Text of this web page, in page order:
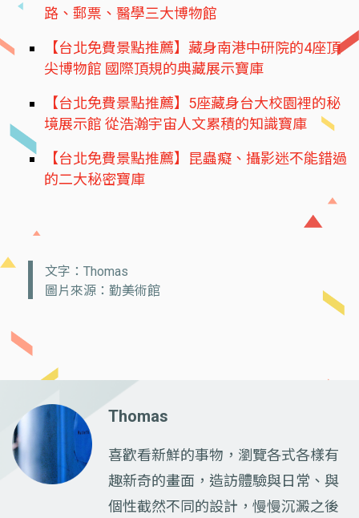
路、郵票、醫學三大博物館
【台北免費景點推薦】藏身南港中研院的4座頂
尖博物館 國際頂規的典藏展示寶庫
【台北免費景點推薦】5座藏身台大校園裡的秘
境展示館 從浩瀚宇宙人文累積的知識寶庫
【台北免費景點推薦】昆蟲癡、攝影迷不能錯過
的二大秘密寶庫
文字：Thomas
圖片來源：勤美術館
Thomas
喜歡看新鮮的事物，瀏覽各式各樣有
趣新奇的畫面，造訪體驗與日常、與
個性截然不同的設計，慢慢沉澱之後